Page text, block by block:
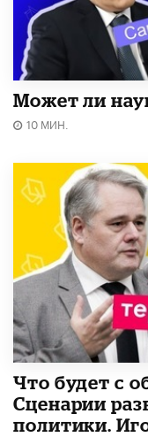
Может ли
10 МИН.
Что будет с
Сценарии
политики.